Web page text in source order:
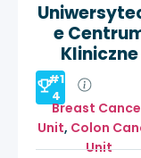
e
Kliniczne
#1
4
Breast
Unit, Colon
Unit